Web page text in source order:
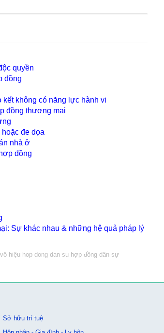
quyền
đồng
không có năng lực hành vi
đồng thương mại
đe dọa
nhà ở
đồng
Sự khác nhau & những hệ quả pháp lý
hiệu hop dong dan su hợp đồng dân sự
Sở hữu trí tuệ